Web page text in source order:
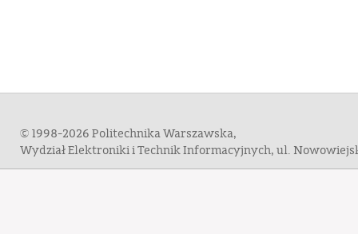
© 1998-2026 Politechnika Warszawska,
Wydział Elektroniki i Technik Informacyjnych, ul.